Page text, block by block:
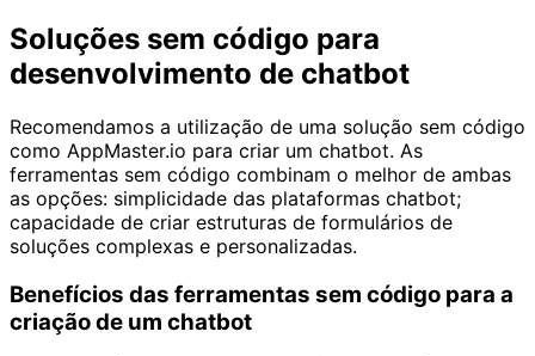
Soluções sem código para
desenvolvimento de chatbot
Recomendamos a utilização de uma solução sem código
como AppMaster.io para criar um chatbot. As
ferramentas sem código combinam o melhor de ambas
as opções: simplicidade das plataformas chatbot;
capacidade de criar estruturas de formulários de
soluções complexas e personalizadas.
Benefícios das ferramentas sem código para a
criação de um chatbot